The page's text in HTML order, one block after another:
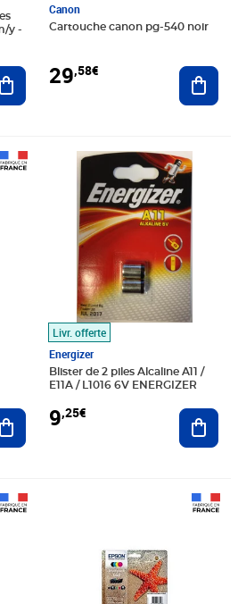
y -
Ajouter au panier
Canon
Cartouche canon pg-540 noir
29,58€
Ajouter au panier
Livr. offerte
Energizer
Blister de 2 piles Alcaline A11 /
E11A / L1016 6V ENERGIZER
9,25€
Prix 9,25€